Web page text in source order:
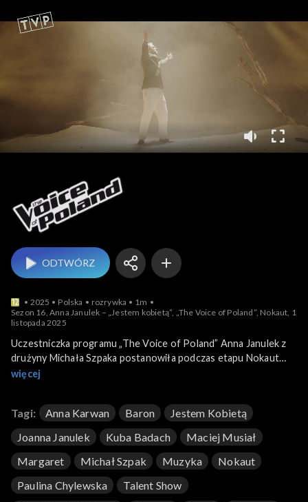
ODTWÓRZ
2025 Polska rozrywka
1m
Sezon 16, Anna Janulek – „Jestem kobietą”, „The Voice of Poland”, Nokaut, 1
listopada 2025
Uczestniczka programu „The Voice of Poland” Anna Janulek z
drużyny Michała Szpaka postanowiła podczas etapu Nokaut
wykonać piosenkę „Jestem kobietą”. To utwór Edyty Górniak,
płyty „Dotyk” z 1994 roku. Janulek swoją wersję przeboju
zaprezentowała 1 listopada 2025 roku na antenie TVP2.
więcej
Tagi: Anna Karwan Baron
Jestem Kobietą
Joanna Janulek
Kuba Badach
Maciej Musiał
Margaret
Michał Szpak Muzyka
Nokaut
Paulina Chylewska
Talent Show